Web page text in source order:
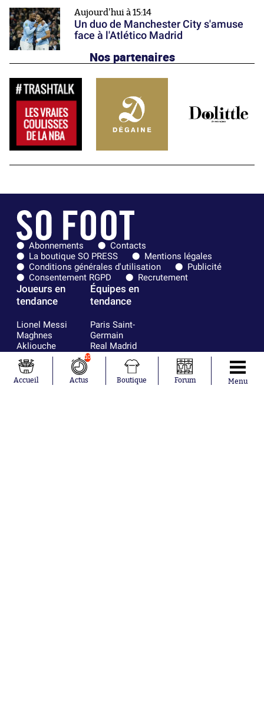
Aujourd'hui à 15:14
Un duo de Manchester City s'amuse
face à l'Atlético Madrid
Nos partenaires
Abonnements
Contacts
La boutique SO PRESS
Mentions légales
Conditions générales d'utilisation
Publicité
Consentement RGPD
Recrutement
Joueurs en
tendance
Lionel Messi
Maghnes
Akliouche
Mohamed
Salah
Neymar
Équipes en
tendance
Paris Saint-
Germain
Real Madrid
Olympique de
Marseille
Accueil
10
Actus Boutique Forum Menu